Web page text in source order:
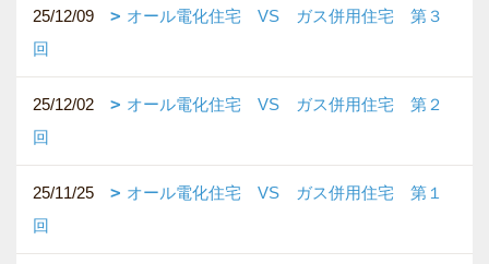
25/12/09
オール電化住宅 VS ガス併用住宅 第３
回
25/12/02
オール電化住宅 VS ガス併用住宅 第２
回
25/11/25
オール電化住宅 VS ガス併用住宅 第１
回